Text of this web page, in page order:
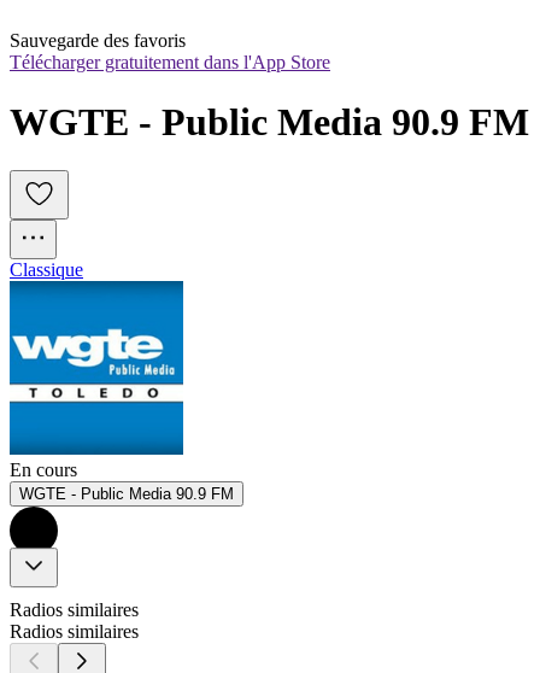
Sauvegarde des favoris
Télécharger gratuitement dans l'App Store
WGTE - Public Media 90.9 FM
Classique
En cours
WGTE - Public Media 90.9 FM
Radios similaires
Radios similaires